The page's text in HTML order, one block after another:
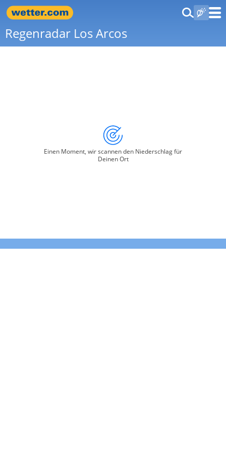
Regenradar Los Arcos
Einen Moment, wir scannen den Niederschlag für
Deinen Ort